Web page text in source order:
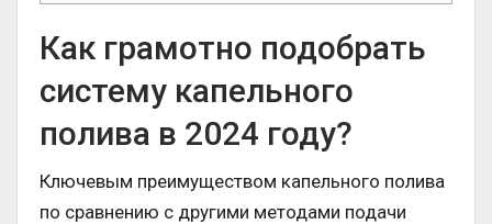
Как грамотно подобрать
систему капельного
полива в 2024 году?
Ключевым преимуществом капельного полива
по сравнению с другими методами подачи